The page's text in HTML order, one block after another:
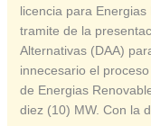
licencia para
tramite de la
Alternativas (DAA)
innecesario el
de Energias
diez (10) MW. Con la